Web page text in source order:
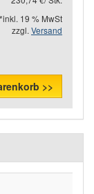
*inkl. 19 % MwSt
zzgl. Versand
>>